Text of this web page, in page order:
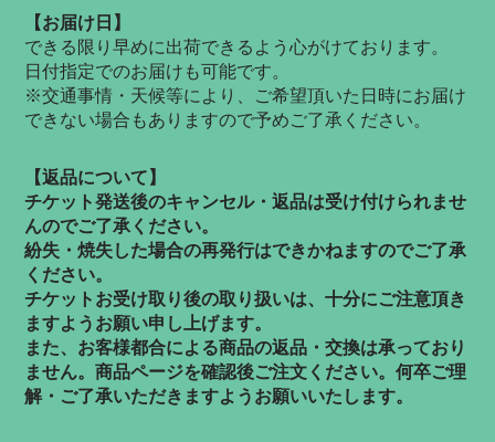
【お届け日】
できる限り早めに出荷できるよう心がけております。
日付指定でのお届けも可能です。
​※交通事情・天候等により、ご希望頂いた日時にお届け
できない場合もありますので予めご了承ください。
【返品について】
チケット発送後のキャンセル・返品は受け付けられませ
んのでご了承ください。
紛失・焼失した場合の再発行はできかねますのでご了承
ください。
チケットお受け取り後の取り扱いは、十分にご注意頂き
ますようお願い申し上げます。
また、お客様都合による商品の返品・交換は承っており
ません。商品ページを確認後ご注文ください。何卒ご理
解・ご了承いただきますようお願いいたします。